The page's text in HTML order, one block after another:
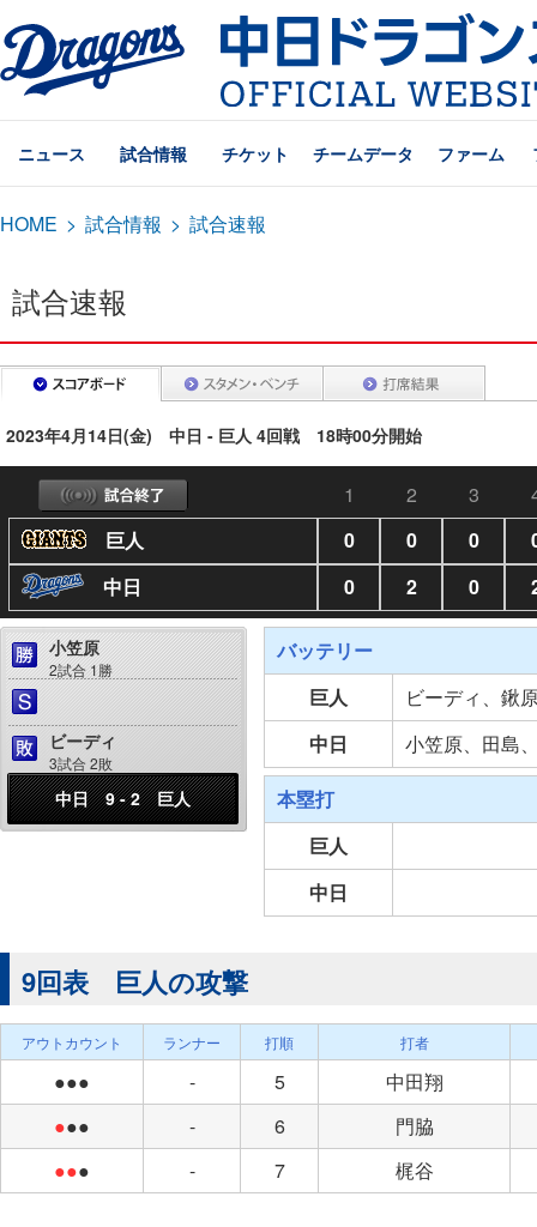
ニュース 試合情報 チケット チームデータ ファーム
HOME > 試合情報 > 試合速報
試合速報
2023年4月14日(金) 中日 - 巨人 4回戦 18時00分開始
1 2 3
巨人
0 0 0
中日
0 2 0
小笠原
2試合 1勝
ビーディ
3試合 2敗
中日 9 - 2 巨人
バッテリー
巨人
ビーディ、鍬
中日
小笠原、田島
本塁打
巨人
中日
9回表 巨人の攻撃
アウトカウント ランナー 打順 打者
●●● - 5
中田翔
●●● - 6
門脇
●●● - 7 梶谷